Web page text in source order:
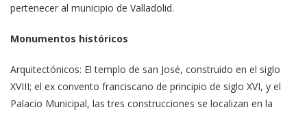
pertenecer al municipio de Valladolid.
Monumentos históricos
Arquitectónicos: El templo de san José, construido en el siglo
XVIII; el ex convento franciscano de principio de siglo XVI, y el
Palacio Municipal, las tres construcciones se localizan en la